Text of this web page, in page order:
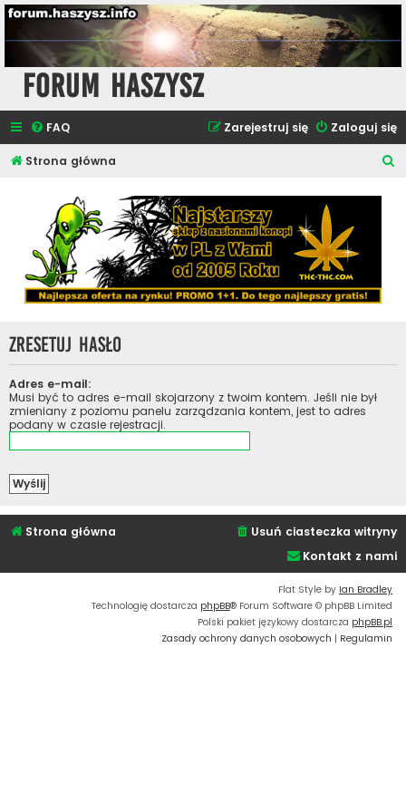
Forum Haszysz
FAQ Zaloguj się
Zarejestruj się
Strona główna
Zresetuj hasło
Adres e-mail:
Musi być to adres e-mail skojarzony z twoim kontem. Jeśli nie był
zmieniany z poziomu panelu zarządzania kontem, jest to adres
podany w czasie rejestracji.
Strona główna
Usuń ciasteczka witryny
Kontakt z nami
Flat Style by Ian Bradley
Technologię dostarcza phpBB® Forum Software © phpBB Limited
Polski pakiet językowy dostarcza phpBB.pl
Zasady ochrony danych osobowych | Regulamin